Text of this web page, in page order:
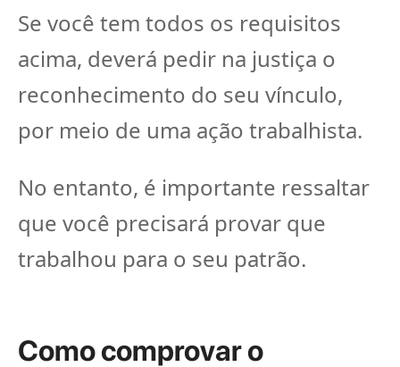
Se você tem todos os requisitos
acima, deverá pedir na justiça o
reconhecimento do seu vínculo,
por meio de uma ação trabalhista.
No entanto, é importante ressaltar
que você precisará provar que
trabalhou para o seu patrão.
Como comprovar o